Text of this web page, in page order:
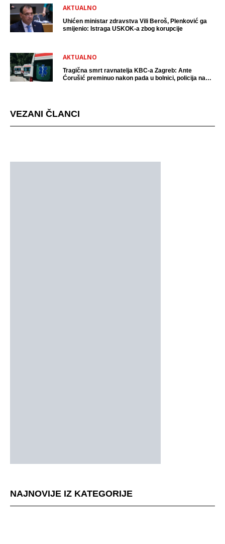
AKTUALNO
Uhićen ministar zdravstva Vili Beroš, Plenković ga
smijenio: Istraga USKOK-a zbog korupcije
AKTUALNO
Tragična smrt ravnatelja KBC-a Zagreb: Ante
Ćorušić preminuo nakon pada u bolnici, policija na
VEZANI ČLANCI
NAJNOVIJE IZ KATEGORIJE